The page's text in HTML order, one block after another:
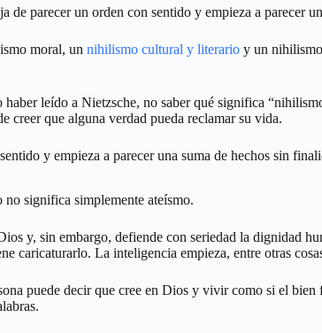
parecer un orden con sentido y empieza a parecer
moral, un nihilismo cultural y literario y un
leído a Nietzsche, no saber qué significa
creer que alguna verdad pueda reclamar su vida.
y empieza a parecer una suma de hechos sin
significa simplemente ateísmo.
y, sin embargo, defiende con seriedad la dignidad
caricaturarlo. La inteligencia empieza, entre otras
puede decir que cree en Dios y vivir como si el